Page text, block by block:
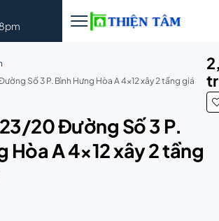
Số 3 P. Bình Hưng Hòa A 4×12 xây 2 tầng giá
20 Đường Số 3 P.
Hòa A 4×12 xây 2 tầng